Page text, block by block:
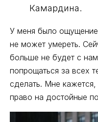
Камардина.
У меня было
не может умереть.
больше не будет с
попрощаться за всех
сделать. Мне
право на достойные